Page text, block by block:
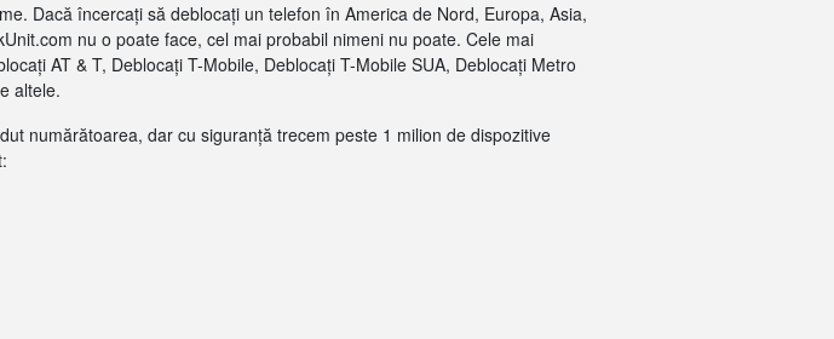
Dacă încercați să deblocați un telefon în America de Nord, Europa, Asia,
nu o poate face, cel mai probabil nimeni nu poate. Cele mai
AT & T, Deblocați T-Mobile, Deblocați T-Mobile SUA, Deblocați Metro
altele.
numărătoarea, dar cu siguranță trecem peste 1 milion de dispozitive